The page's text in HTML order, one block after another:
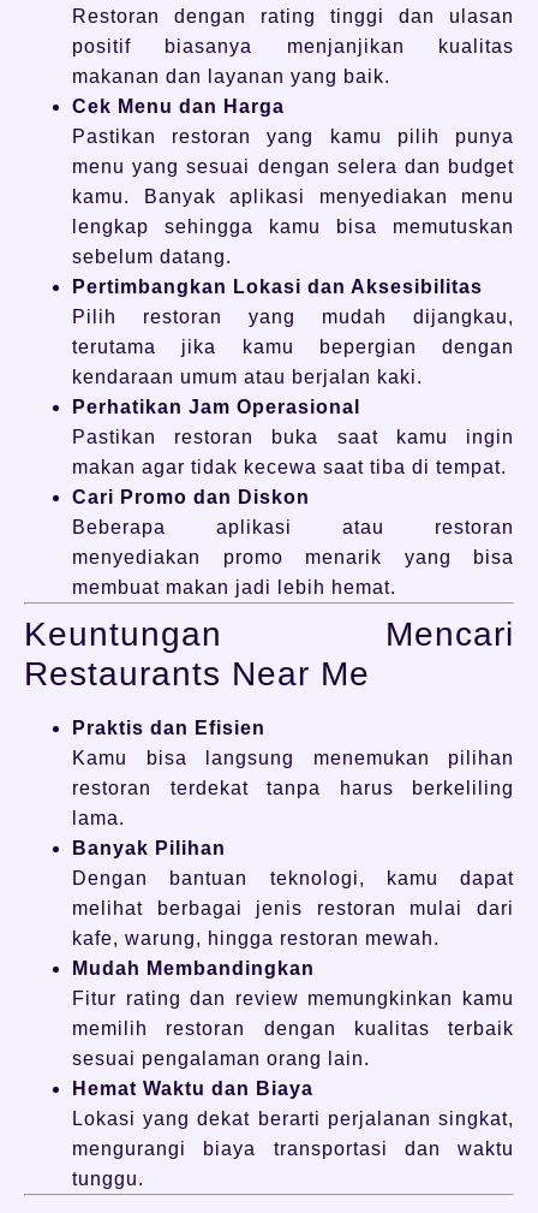
Restoran dengan rating tinggi dan ulasan
positif biasanya menjanjikan kualitas
makanan dan layanan yang baik.
Cek Menu dan Harga
Pastikan restoran yang kamu pilih punya
menu yang sesuai dengan selera dan budget
kamu. Banyak aplikasi menyediakan menu
lengkap sehingga kamu bisa memutuskan
sebelum datang.
Pertimbangkan Lokasi dan Aksesibilitas
Pilih restoran yang mudah dijangkau,
terutama jika kamu bepergian dengan
kendaraan umum atau berjalan kaki.
Perhatikan Jam Operasional
Pastikan restoran buka saat kamu ingin
makan agar tidak kecewa saat tiba di tempat.
Cari Promo dan Diskon
Beberapa aplikasi atau restoran
menyediakan promo menarik yang bisa
membuat makan jadi lebih hemat.
Keuntungan Mencari
Restaurants Near Me
Praktis dan Efisien
Kamu bisa langsung menemukan pilihan
restoran terdekat tanpa harus berkeliling
lama.
Banyak Pilihan
Dengan bantuan teknologi, kamu dapat
melihat berbagai jenis restoran mulai dari
kafe, warung, hingga restoran mewah.
Mudah Membandingkan
Fitur rating dan review memungkinkan kamu
memilih restoran dengan kualitas terbaik
sesuai pengalaman orang lain.
Hemat Waktu dan Biaya
Lokasi yang dekat berarti perjalanan singkat,
mengurangi biaya transportasi dan waktu
tunggu.